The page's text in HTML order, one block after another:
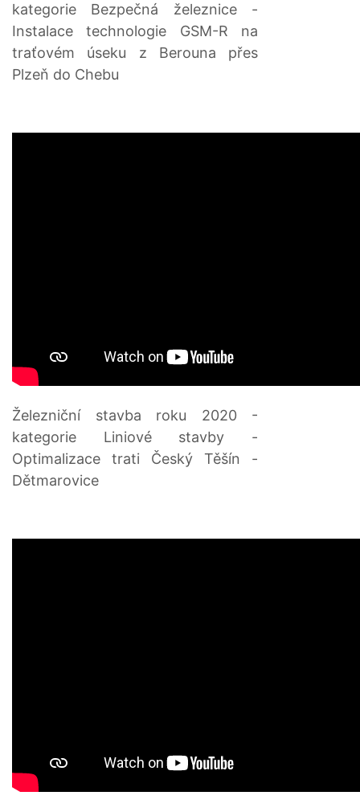
kategorie Bezpečná železnice -
Instalace technologie GSM-R na
traťovém úseku z Berouna přes
Plzeň do Chebu
Železniční stavba roku 2020 -
kategorie Liniové stavby -
Optimalizace trati Český Těšín -
Dětmarovice